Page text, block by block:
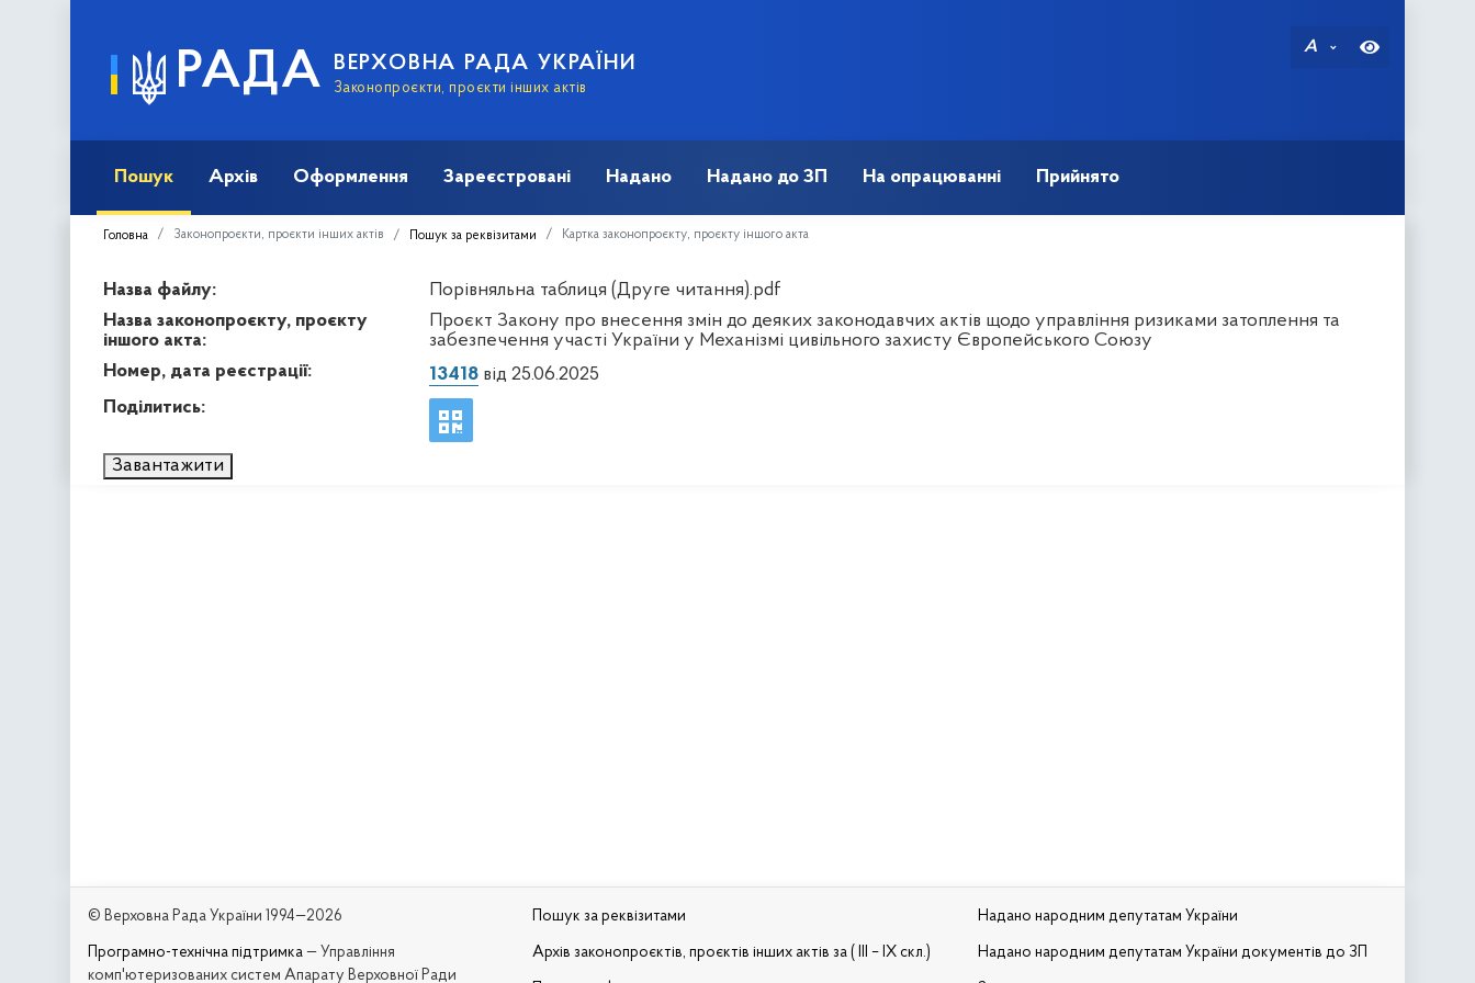
РАДА ВЕРХОВНА РАДА УКРАЇНИ
Законопроєкти, проєкти інших актів
A
Пошук Архів Оформлення Зареєстровані Надано Надано до ЗП На опрацюванні Прийнято
Головна Законопроєкти, проєкти інших актів Пошук за реквізитами Картка законопроєкту, проєкту іншого акта
Назва файлу:
Порівняльна таблиця (Друге читання).pdf
Назва законопроєкту, проєкту
іншого акта:
Проєкт Закону про внесення змін до деяких законодавчих актів щодо управління ризиками затоплення та
забезпечення участі України у Механізмі цивільного захисту Європейського Союзу
Номер, дата реєстрації:
13418від 25.06.2025
Поділитись:
Завантажити
© Верховна Рада України 1994—2026
Програмно-технічна підтримка — Управління
комп'ютеризованих систем Апарату Верховної Ради
Пошук за реквізитами
Архів законопроєктів, проєктів інших актів за ( III – IX скл.)
Надано народним депутатам України
Надано народним депутатам України документів до ЗП